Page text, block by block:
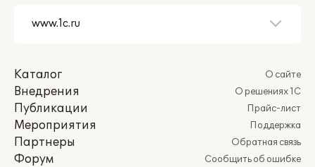
Каталог
Внедрения
Публикации
Мероприятия
Партнеры
Форум
О сайте
О решениях 1С
Прайс-лист
Поддержка
Обратная связь
Сообщить об ошибке